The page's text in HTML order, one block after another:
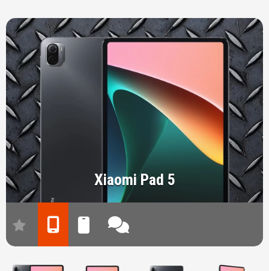
Xiaomi Pad 5